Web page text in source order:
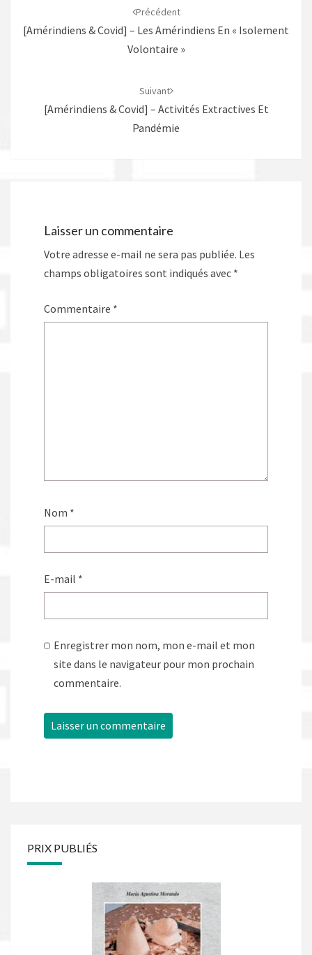
Précédent
[Amérindiens & Covid] – Les Amérindiens En « Isolement
Volontaire »
Suivant
[Amérindiens & Covid] – Activités Extractives Et
Pandémie
Laisser un commentaire
Votre adresse e-mail ne sera pas publiée. Les
champs obligatoires sont indiqués avec *
Commentaire *
Nom *
E-mail *
Enregistrer mon nom, mon e-mail et mon
site dans le navigateur pour mon prochain
commentaire.
PRIX PUBLIÉS